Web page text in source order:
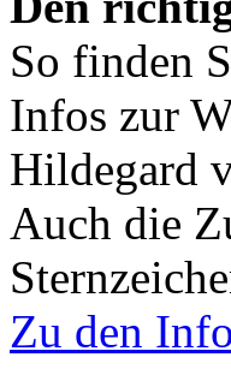
So finden
Infos zur
Hildegard
Auch die
Zu den